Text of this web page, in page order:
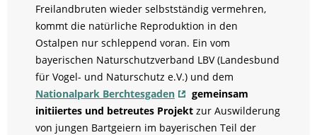
Freilandbruten wieder selbstständig vermehren,
kommt die natürliche Reproduktion in den
Ostalpen nur schleppend voran. Ein vom
bayerischen Naturschutzverband LBV (Landesbund
für Vogel- und Naturschutz e.V.) und dem
Nationalpark Berchtesgaden
gemeinsam
initiiertes und betreutes Projekt zur Auswilderung
von jungen Bartgeiern im bayerischen Teil der